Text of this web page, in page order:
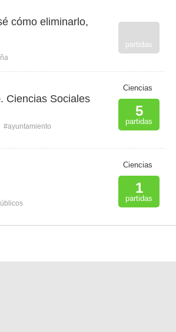
cómo eliminarlo,
partidas
Ciencias Sociales
#ayuntamiento
Ciencias
5
partidas
Ciencias
1
partidas